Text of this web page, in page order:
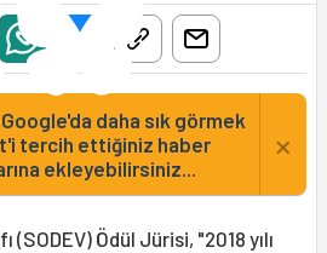
daha sık görmek
tercih ettiğiniz haber
ekleyebilirsiniz...
×
(SODEV) Ödül Jürisi, "2018 yılı